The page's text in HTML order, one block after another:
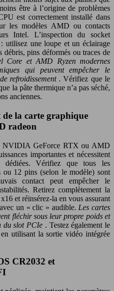
être à l’origine de problèmes
est correctement installé dans
les modèles AMD ou contacts
Intel. L’inspection du socket
utilisez une loupe et un éclairage
débris, pins déformés ou traces de
Core et AMD Ryzen modernes
qui peuvent empêcher le
refroidissement . Vérifiez que le
la pâte thermique n’a pas séché,
anciennes.
de la carte graphique
radeon
NVIDIA GeForce RTX ou AMD
importantes et nécessitent
dédiées. Vérifiez que tous les
12 pins (selon le modèle) sont
contact peut empêcher le
Retirez complètement la
et réinsérez-la en vous assurant
un « clic » audible. Les cartes
fléchir sous leur propre poids et
du slot PCIe . Testez également le
utilisant la sortie vidéo intégrée
CR2032 et